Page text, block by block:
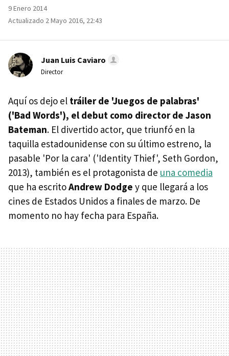
9 Enero 2014
Actualizado 2 Mayo 2016, 22:43
Juan Luis Caviaro
Director
Aquí os dejo el tráiler de 'Juegos de palabras'
('Bad Words'), el debut como director de Jason
Bateman. El divertido actor, que triunfó en la
taquilla estadounidense con su último estreno, la
pasable 'Por la cara' ('Identity Thief', Seth Gordon,
2013), también es el protagonista de una comedia
que ha escritoAndrew Dodge y que llegará a los
cines de Estados Unidos a finales de marzo. De
momento no hay fecha para España.